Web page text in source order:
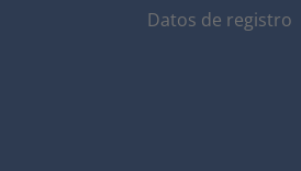
Datos de registro